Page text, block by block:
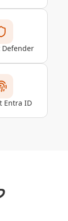
Entra ID